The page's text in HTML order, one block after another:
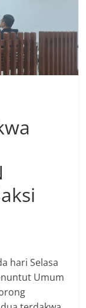
hari Selasa
Umum